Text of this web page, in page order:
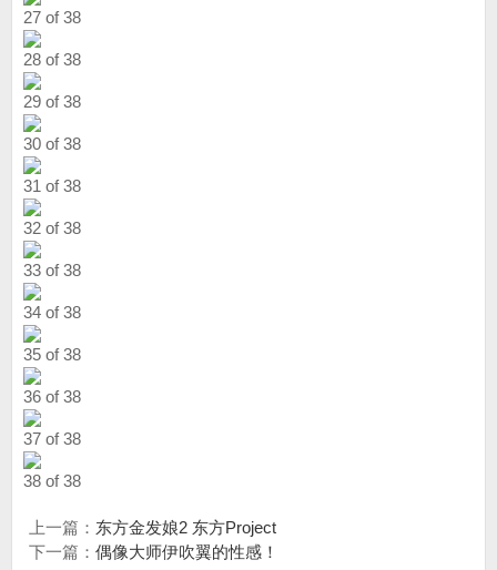
27 of 38
28 of 38
29 of 38
30 of 38
31 of 38
32 of 38
33 of 38
34 of 38
35 of 38
36 of 38
37 of 38
38 of 38
上一篇： 东方金发娘2 东方Project
下一篇： 偶像大师伊吹翼的性感！